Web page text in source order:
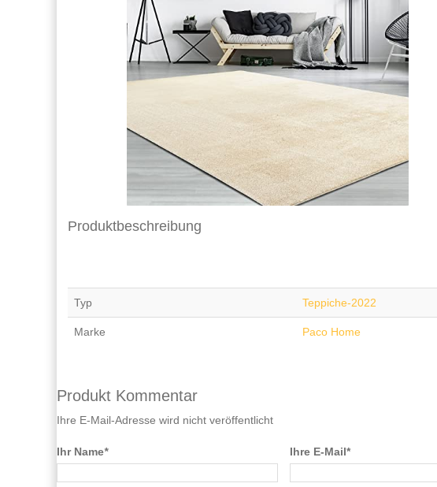
Produktbeschreibung
Typ Teppiche-2022
Marke Paco Home
Produkt Kommentar
Ihre E-Mail-Adresse wird nicht veröffentlicht
Ihr Name* Ihre E-Mail*